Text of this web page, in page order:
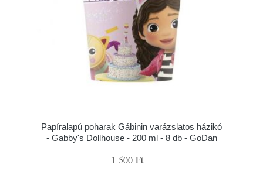
Papíralapú poharak Gábinin varázslatos házikó
- Gabby's Dollhouse - 200 ml - 8 db - GoDan
1 500 Ft